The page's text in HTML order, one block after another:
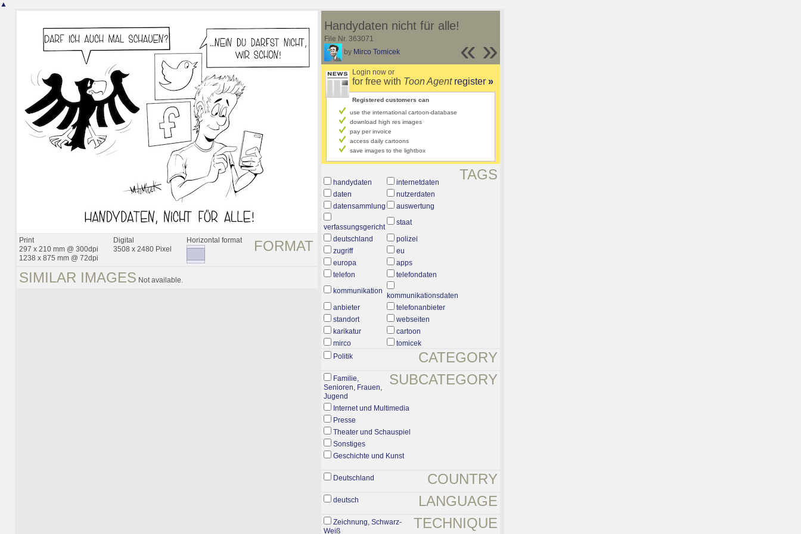
▲
FORMAT
Print
297 x 210 mm @ 300dpi
1238 x 875 mm @ 72dpi
Digital
3508 x 2480 Pixel
Horizontal format
SIMILAR IMAGES Not available.
»
«
Handydaten nicht für alle!
File Nr. 363071
by Mirco Tomicek
Login now or
for free with Toon Agent register »
Registered customers can
use the international cartoon-database
download high res images
pay per invoice
access daily cartoons
save images to the lightbox
TAGS
handydaten
internetdaten
daten
nutzerdaten
datensammlung
auswertung
verfassungsgericht
staat
deutschland
polizei
zugriff
eu
europa
apps
telefon
telefondaten
kommunikation
kommunikationsdaten
anbieter
telefonanbieter
standort
webseiten
karikatur
cartoon
mirco
tomicek
CATEGORY
Politik
SUBCATEGORY
Familie,
Senioren, Frauen,
Jugend
Internet und Multimedia
Presse
Theater und Schauspiel
Sonstiges
Geschichte und Kunst
COUNTRY
Deutschland
LANGUAGE
deutsch
TECHNIQUE
Zeichnung, Schwarz-
Weiß